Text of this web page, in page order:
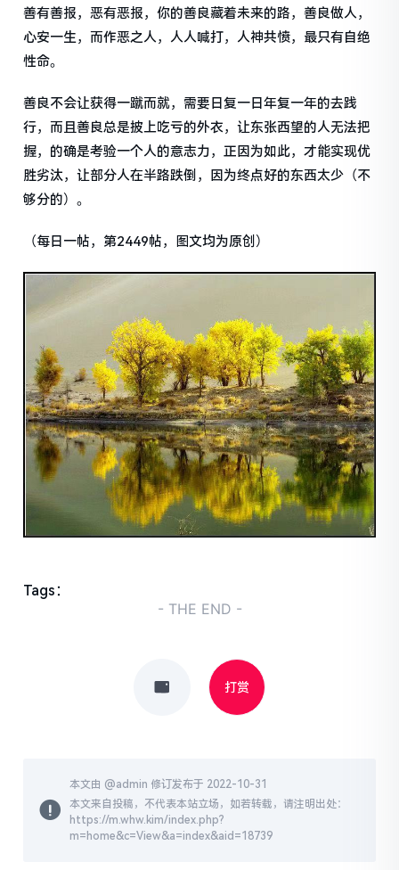
善有善报，恶有恶报，你的善良藏着未来的路，善良做人，
心安一生，而作恶之人，人人喊打，人神共愤，最只有自绝
性命。
善良不会让获得一蹴而就，需要日复一日年复一年的去践
行，而且善良总是披上吃亏的外衣，让东张西望的人无法把
握，的确是考验一个人的意志力，正因为如此，才能实现优
胜劣汰，让部分人在半路跌倒，因为终点好的东西太少（不
够分的）。
（每日一帖，第2449帖，图文均为原创）
Tags：
- THE END -
打赏
本文由 @admin 修订发布于 2022-10-31
本文来自投稿，不代表本站立场，如若转载，请注明出处：
https://m.whw.kim/index.php?
m=home&c=View&a=index&aid=18739